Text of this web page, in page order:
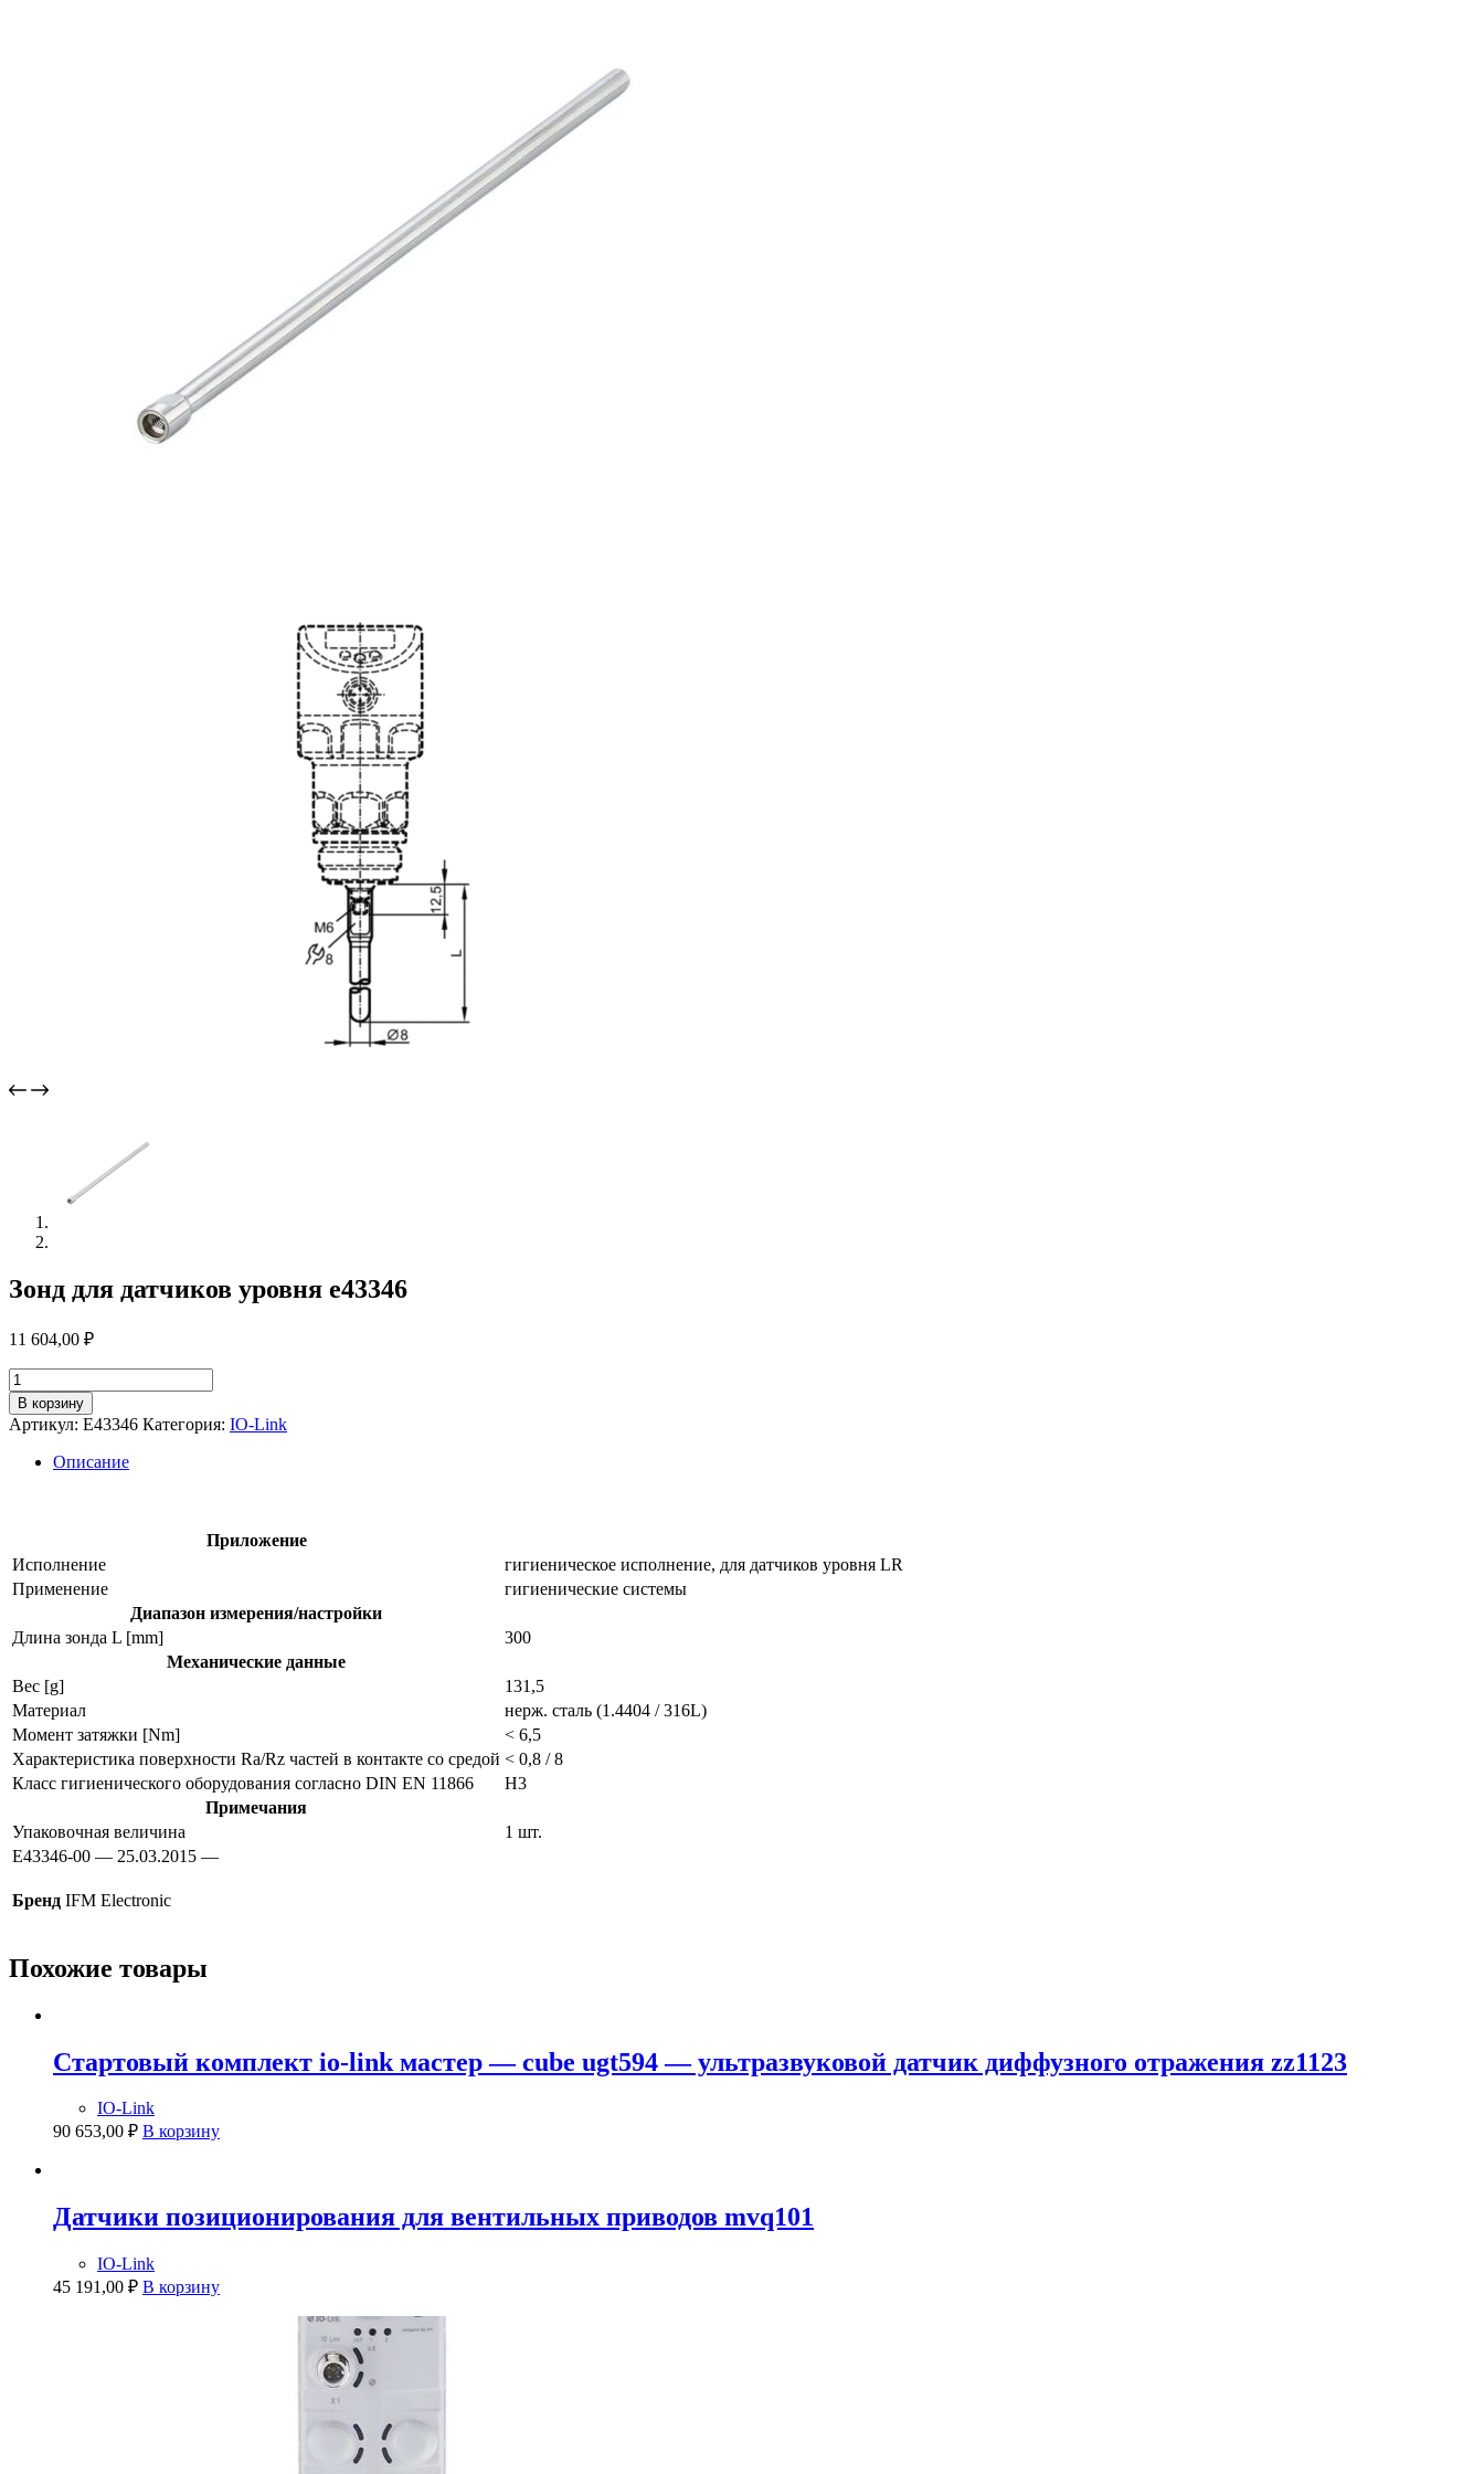
Зонд для датчиков уровня e43346
11 604,00 ₽
Количество
товара
Зонд
для
датчиков
уровня
В корзину
Артикул: E43346 Категория: IO-Link
Описание
Приложение
Исполнение
гигиеническое исполнение, для датчиков уровня LR
Применение
гигиенические системы
Диапазон измерения/настройки
Длина зонда L [mm]
300
Механические данные
Вес [g]
131,5
Материал
нерж. сталь (1.4404 / 316L)
Момент затяжки [Nm]
< 6,5
Характеристика поверхности Ra/Rz частей в контакте со средой < 0,8 / 8
Класс гигиенического оборудования согласно DIN EN 11866
H3
Примечания
Упаковочная величина
1 шт.
E43346-00 — 25.03.2015 —
Бренд IFM Electronic
Похожие товары
Стартовый комплект io-link мастер — cube ugt594 — ультразвуковой датчик диффузного отражения zz1123
IO-Link
90 653,00 ₽ В корзину
Датчики позиционирования для вентильных приводов mvq101
IO-Link
45 191,00 ₽ В корзину